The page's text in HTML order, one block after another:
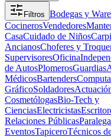
Filtros Bodegas y
CocinerosVendedores
CasaCuidado de Niños
AncianosChoferes y
SupervisoresOficina
de AutosPlomerosGuardias
MédicosBartenders
GráficoSoldadores
CosmetólogasBio-Tech y
CienciasElectricistas
Relaciones Públicas
EventosTapiceroTécnicos